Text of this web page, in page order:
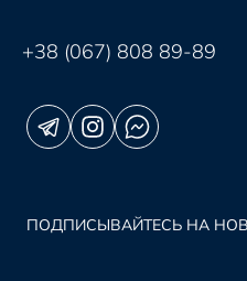
+38 (067) 808 89-89
ПОДПИСЫВАЙТЕСЬ НА